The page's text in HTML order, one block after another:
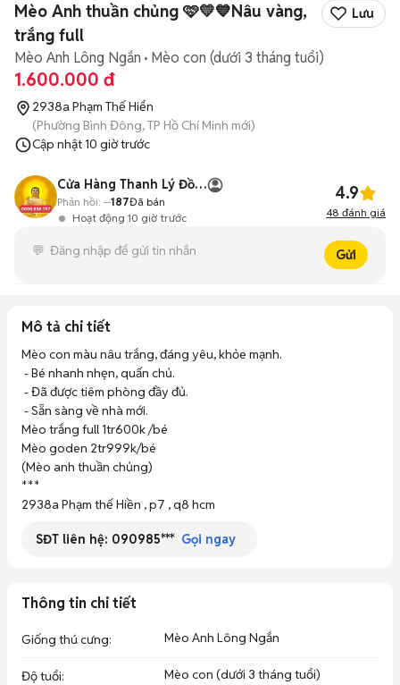
Mèo Anh thuần chủng 🩷💛💙Nâu vàng,
trắng full
Lưu
Mèo Anh Lông Ngắn Mèo con (dưới 3 tháng tuổi)
1.600.000 đ
2938a Phạm Thế Hiển
(Phường Bình Đông, TP Hồ Chí Minh mới)
Cập nhật10 giờ trước
Cửa Hàng Thanh Lý Đồ Cũ Mới
Hoạt động 10 giờ trước
Phản hồi: --187Đã bán 4.9
48 đánh giá
Gửi
Mô tả chi tiết
Mèo con màu nâu trắng, đáng yêu, khỏe mạnh.
Mèo trắng full 1tr600k /bé
Mèo goden 2tr999k/bé
(Mèo anh thuần chủng)
***
2938a Phạm thế Hiền , p7 , q8 hcm
SĐT liên hệ: 090985*** Gọi ngay
Thông tin chi tiết
Giống thú cưng: Mèo Anh Lông Ngắn
Độ tuổi: Mèo con (dưới 3 tháng tuổi)